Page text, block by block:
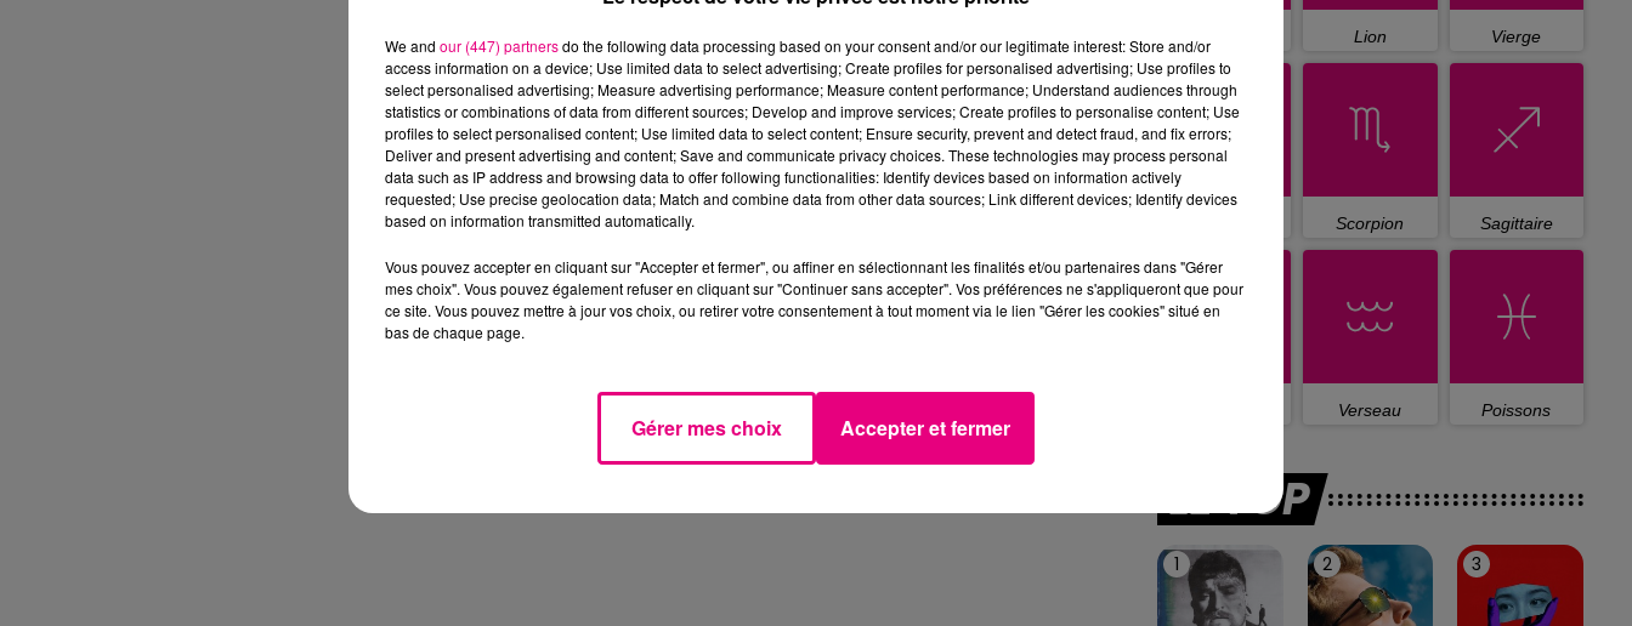
Lion Vierge
Scorpion Sagittaire
Verseau Poissons
LE TOP
1 2 3
We and our (447) partnersdo the following data processing based on your consent and/or our legitimate interest: Store and/or
access information on a device; Use limited data to select advertising; Create profiles for personalised advertising; Use profiles to
select personalised advertising; Measure advertising performance; Measure content performance; Understand audiences through
statistics or combinations of data from different sources; Develop and improve services; Create profiles to personalise content; Use
profiles to select personalised content; Use limited data to select content; Ensure security, prevent and detect fraud, and fix errors;
Deliver and present advertising and content; Save and communicate privacy choices. These technologies may process personal
data such as IP address and browsing data to offer following functionalities: Identify devices based on information actively
requested; Use precise geolocation data; Match and combine data from other data sources; Link different devices; Identify devices
based on information transmitted automatically.
Vous pouvez accepter en cliquant sur "Accepter et fermer", ou affiner en sélectionnant les finalités et/ou partenaires dans "Gérer
mes choix". Vous pouvez également refuser en cliquant sur "Continuer sans accepter". Vos préférences ne s'appliqueront que pour
ce site. Vous pouvez mettre à jour vos choix, ou retirer votre consentement à tout moment via le lien "Gérer les cookies" situé en
bas de chaque page.
Gérer mes choix Accepter et fermer